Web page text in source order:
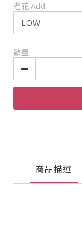
老花 Add
數量
商品描述